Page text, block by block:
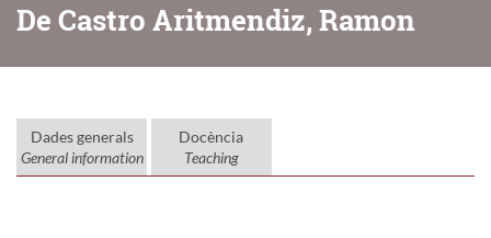
De Castro Aritmendiz, Ramon
Dades generals
General information
Docència
Teaching